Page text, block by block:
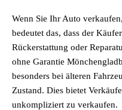
Wenn Sie Ihr Auto
bedeutet das, dass der
Rückerstattung oder
ohne Garantie
besonders bei älteren
Zustand. Dies bietet
unkompliziert zu verkaufen.